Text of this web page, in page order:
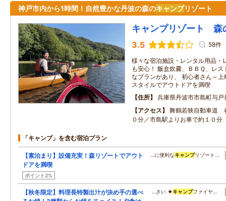
神戸市内から1時間！自然豊かな丹波の森のキャンプリゾート
キャンプリゾート 森
3.5 58件
様々な宿泊施設・レンタル用品・
も安心！ 飯盒炊爨、ＢＢＱ、レ
なプランがあり、 初心者さん～
スタイルでアウトドアを満喫
住所
兵庫県丹波市市島町与
アクセス
舞鶴若狭自動車道
０分／市島駅よりお車で約１０分
「キャンプ」を含む宿泊プラン
【素泊まり】設備充実！森リゾートでアウト
ドアを満喫
ポイント2%
…に便利なキャンプリゾート…
【秋冬限定】料理長特製出汁が決め手の選べ
…さい ★キャンプファイヤ…